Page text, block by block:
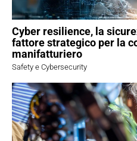
Cyber resilience, la
fattore strategico per la
manifatturiero
Safety e Cybersecurity